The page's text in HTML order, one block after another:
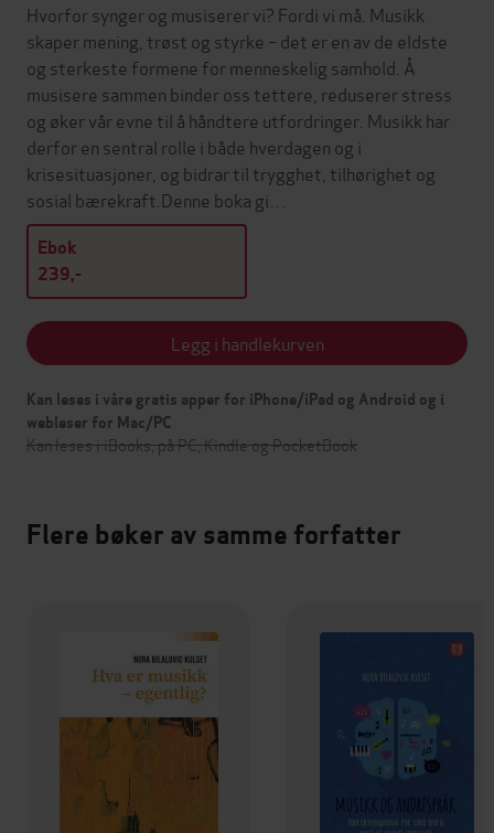
Hvorfor synger og musiserer vi? Fordi vi må. Musikk
skaper mening, trøst og styrke – det er en av de eldste
og sterkeste formene for menneskelig samhold. Å
musisere sammen binder oss tettere, reduserer stress
og øker vår evne til å håndtere utfordringer. Musikk har
derfor en sentral rolle i både hverdagen og i
krisesituasjoner, og bidrar til trygghet, tilhørighet og
sosial bærekraft.Denne boka gi…
Ebok
239,-
Legg i handlekurven
Kan leses i våre gratis apper for iPhone/iPad og Android og i
webleser for Mac/PC
Kan leses i iBooks, på PC, Kindle og PocketBook
Flere bøker av samme forfatter